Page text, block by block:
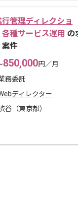
行管理ディレクショ
各種サービス運用 の
案件
850,000円／月
務委託
ディレクター
谷（東京都）